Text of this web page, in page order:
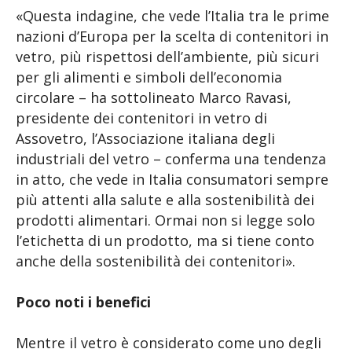
«Questa indagine, che vede l’Italia tra le prime
nazioni d’Europa per la scelta di contenitori in
vetro, più rispettosi dell’ambiente, più sicuri
per gli alimenti e simboli dell’economia
circolare – ha sottolineato Marco Ravasi,
presidente dei contenitori in vetro di
Assovetro, l’Associazione italiana degli
industriali del vetro – conferma una tendenza
in atto, che vede in Italia consumatori sempre
più attenti alla salute e alla sostenibilità dei
prodotti alimentari. Ormai non si legge solo
l’etichetta di un prodotto, ma si tiene conto
anche della sostenibilità dei contenitori».
Poco noti i benefici
Mentre il vetro è considerato come uno degli